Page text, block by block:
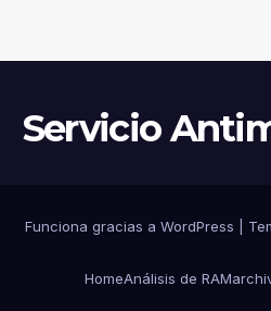
Servicio
Funciona gracias a WordPress
HomeAnálisis de RAM